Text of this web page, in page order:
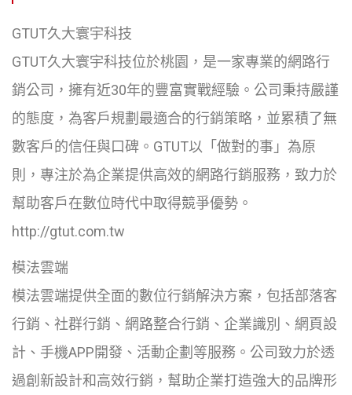
GTUT久大寰宇科技
GTUT久大寰宇科技位於桃園，是一家專業的網路行
銷公司，擁有近30年的豐富實戰經驗。公司秉持嚴謹
的態度，為客戶規劃最適合的行銷策略，並累積了無
數客戶的信任與口碑。GTUT以「做對的事」為原
則，專注於為企業提供高效的網路行銷服務，致力於
幫助客戶在數位時代中取得競爭優勢。
http://gtut.com.tw
模法雲端
模法雲端提供全面的數位行銷解決方案，包括部落客
行銷、社群行銷、網路整合行銷、企業識別、網頁設
計、手機APP開發、活動企劃等服務。公司致力於透
過創新設計和高效行銷，幫助企業打造強大的品牌形